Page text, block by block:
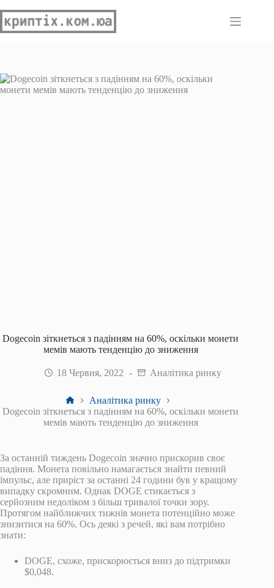
до
вмісту
Dogecoin зіткнеться з падінням на 60%, оскільки монети
мемів мають тенденцію до зниження
18 Червня, 2022 Аналітика ринку
Головна
Аналітика ринку
Dogecoin зіткнеться з падінням на 60%, оскільки монети
мемів мають тенденцію до зниження
За останній тиждень Dogecoin значно прискорив своє
падіння. Монета повільно намагається знайти певний
імпульс, але приріст за останні 24 години був у кращому
випадку скромним. Однак DOGE стикається з
серйозним недоліком з більш тривалої точки зору.
Протягом найближчих тижнів монета потенційно може
знизитися на 60%. Ось деякі з речей, які вам потрібно
знати:
DOGE, схоже, прискорюється вниз до підтримки
$0,048.